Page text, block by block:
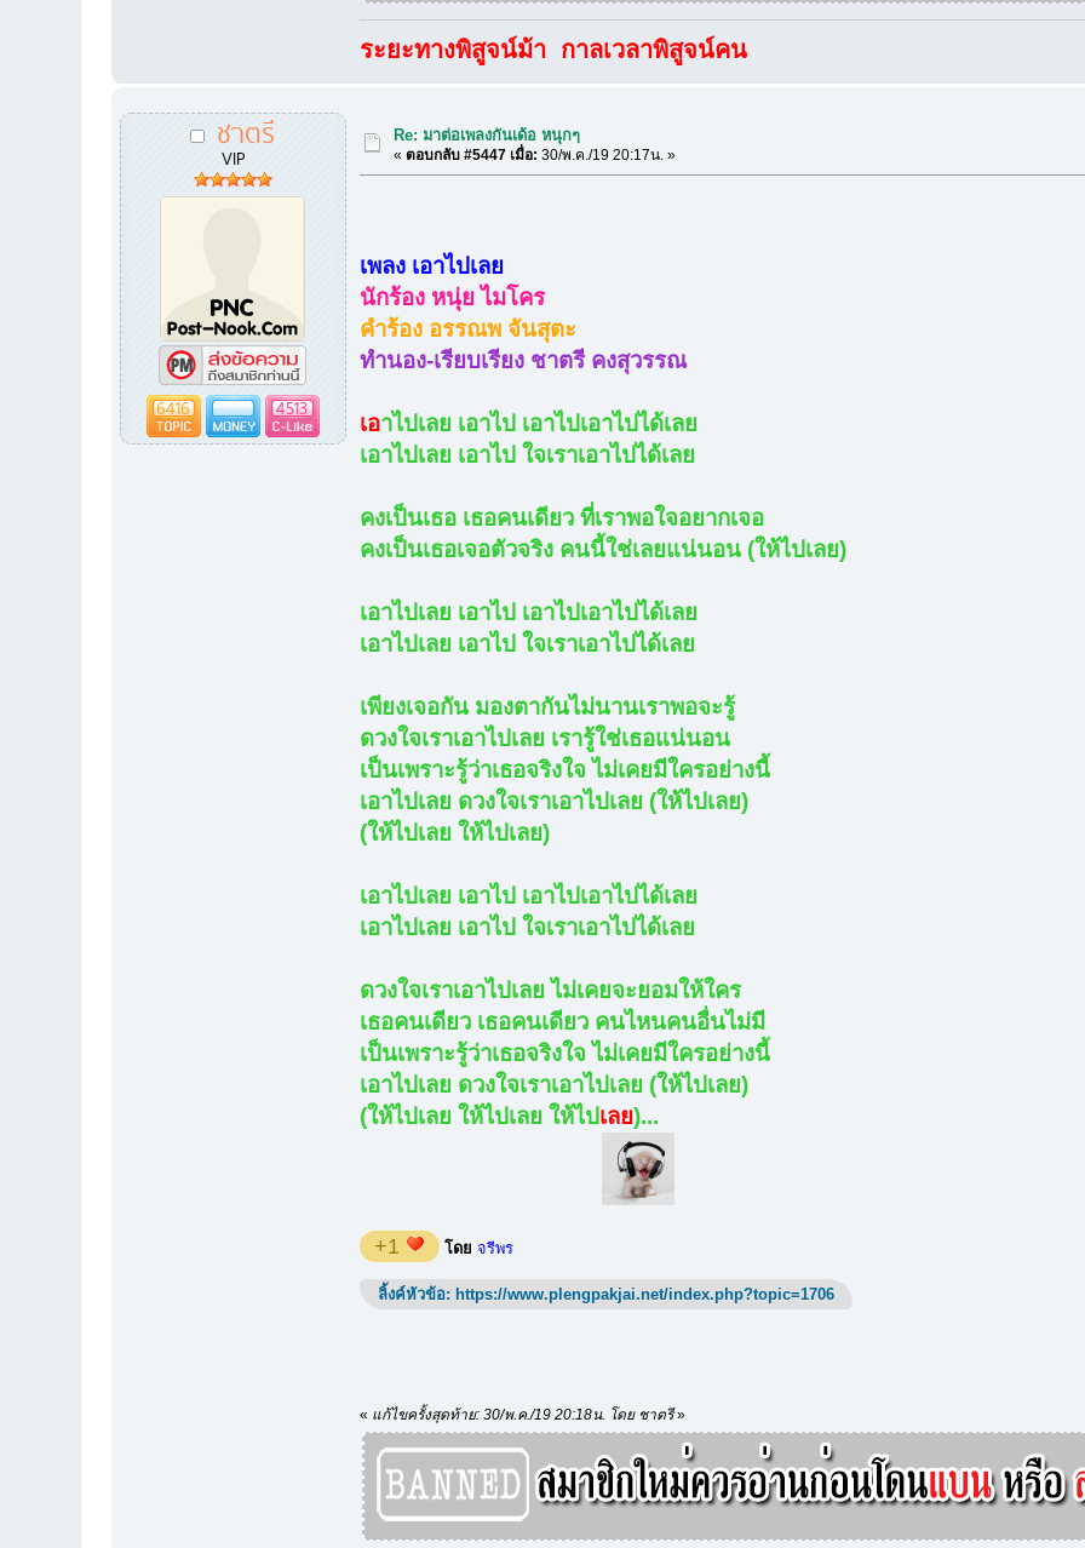
ระยะทางพิสูจน์ม้า กาลเวลาพิสูจน์คน
ชาตรี
VIP
6416 4513
Re: มาต่อเพลงกันเด้อ หนุกๆ
«ตอบกลับ #5447 เมื่อ: 30/พ.ค./19 20:17น. »
เพลง เอาไปเลย
นักร้อง หนุ่ย ไมโคร
คำร้อง อรรณพ จันสุตะ
ทำนอง-เรียบเรียง ชาตรี คงสุวรรณ
เอาไปเลย เอาไป เอาไปเอาไปได้เลย
เอาไปเลย เอาไป ใจเราเอาไปได้เลย
คงเป็นเธอ เธอคนเดียว ที่เราพอใจอยากเจอ
คงเป็นเธอเจอตัวจริง คนนี้ใช่เลยแน่นอน (ให้ไปเลย)
เอาไปเลย เอาไป เอาไปเอาไปได้เลย
เอาไปเลย เอาไป ใจเราเอาไปได้เลย
เพียงเจอกัน มองตากันไม่นานเราพอจะรู้
ดวงใจเราเอาไปเลย เรารู้ใช่เธอแน่นอน
เป็นเพราะรู้ว่าเธอจริงใจ ไม่เคยมีใครอย่างนี้
เอาไปเลย ดวงใจเราเอาไปเลย (ให้ไปเลย)
(ให้ไปเลย ให้ไปเลย)
เอาไปเลย เอาไป เอาไปเอาไปได้เลย
เอาไปเลย เอาไป ใจเราเอาไปได้เลย
ดวงใจเราเอาไปเลย ไม่เคยจะยอมให้ใคร
เธอคนเดียว เธอคนเดียว คนไหนคนอื่นไม่มี
เป็นเพราะรู้ว่าเธอจริงใจ ไม่เคยมีใครอย่างนี้
เอาไปเลย ดวงใจเราเอาไปเลย (ให้ไปเลย)
(ให้ไปเลย ให้ไปเลย ให้ไปเลย)...
+1 โดย จรีพร
ลิ้งค์หัวข้อ: https://www.plengpakjai.net/index.php?topic=1706
« แก้ไขครั้งสุดท้าย: 30/พ.ค./19 20:18น. โดย ชาตรี»